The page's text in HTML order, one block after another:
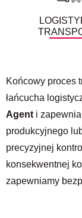
Końcowy proces
łańcucha
Agent i
produkcyjnego
precyzyjnej
konsekwentnej
zapewniamy